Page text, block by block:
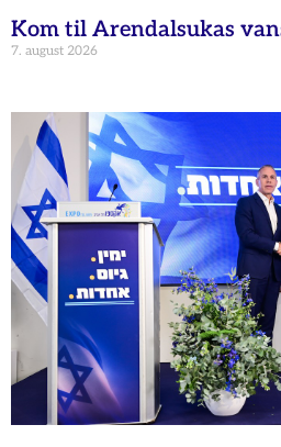
Kom til Arendalsukas
7. august 2026